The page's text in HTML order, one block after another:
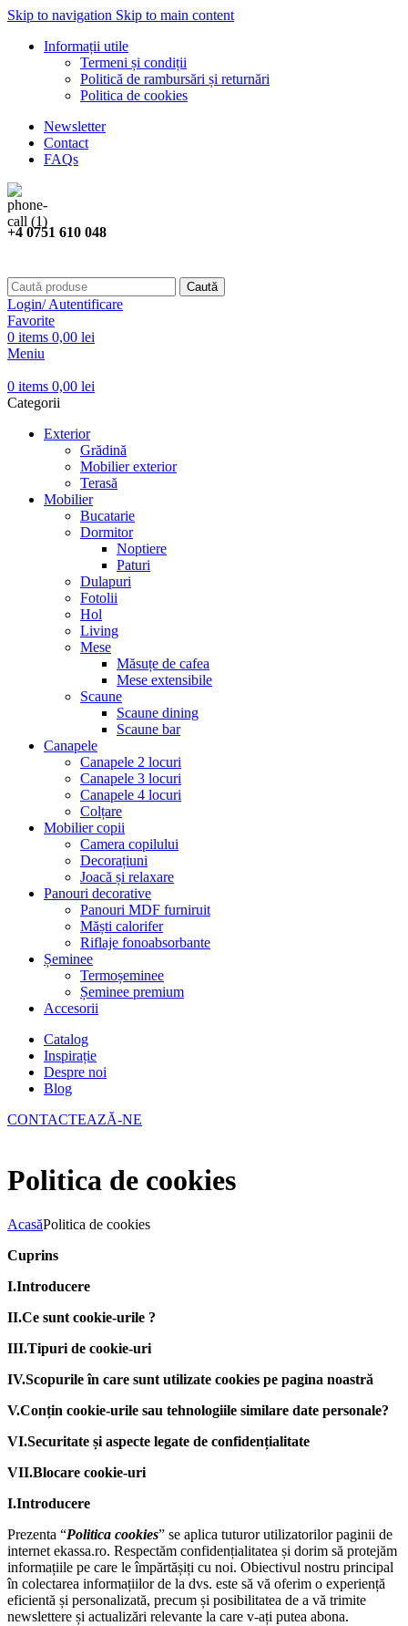
Skip to navigation Skip to main content
Informații utile
Termeni și condiții
Politică de rambursări și returnări
Politica de cookies
Newsletter
Contact
FAQs
+4 0751 610 048
Caută
Login/ Autentificare
Favorite
0 items 0,00 lei
Meniu
0 items 0,00 lei
Categorii
Exterior
Grădină
Mobilier exterior
Terasă
Mobilier
Bucatarie
Dormitor
Noptiere
Paturi
Dulapuri
Fotolii
Hol
Living
Mese
Măsuțe de cafea
Mese extensibile
Scaune
Scaune dining
Scaune bar
Canapele
Canapele 2 locuri
Canapele 3 locuri
Canapele 4 locuri
Colțare
Mobilier copii
Camera copilului
Decorațiuni
Joacă și relaxare
Panouri decorative
Panouri MDF furniruit
Măști calorifer
Riflaje fonoabsorbante
Șeminee
Termoșeminee
Șeminee premium
Accesorii
Catalog
Inspirație
Despre noi
Blog
CONTACTEAZĂ-NE
Politica de cookies
AcasăPolitica de cookies
Cuprins
I.Introducere
II.Ce sunt cookie-urile ?
III.Tipuri de cookie-uri
IV.Scopurile în care sunt utilizate cookies pe pagina noastră
V.Conțin cookie-urile sau tehnologiile similare date personale?
VI.Securitate și aspecte legate de confidențialitate
VII.Blocare cookie-uri
I.Introducere
Prezenta “Politica cookies” se aplica tuturor utilizatorilor paginii de
internet ekassa.ro. Respectăm confidențialitatea și dorim să protejăm
informațiile pe care le împărtășiți cu noi. Obiectivul nostru principal
în colectarea informațiilor de la dvs. este să vă oferim o experiență
eficientă și personalizată, precum și posibilitatea de a vă trimite
newslettere și actualizări relevante la care v-ați putea abona.